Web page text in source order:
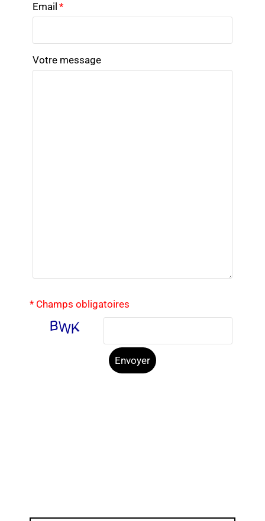
Email *
Votre message
* Champs obligatoires
Envoyer